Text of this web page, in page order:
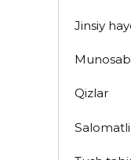
Jinsiy
Qizlar